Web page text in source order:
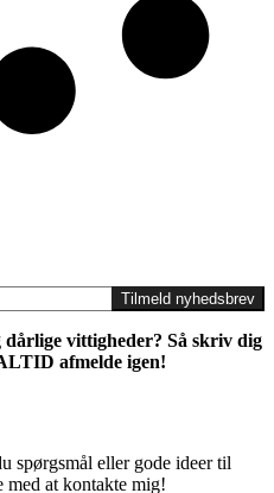
Tilmeld nyhedsbrev
vittigheder? Så skriv dig
afmelde igen!
spørgsmål eller gode ideer til
med at kontakte mig!